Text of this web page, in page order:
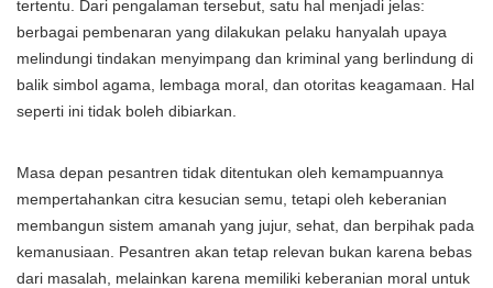
tertentu. Dari pengalaman tersebut, satu hal menjadi jelas:
berbagai pembenaran yang dilakukan pelaku hanyalah upaya
melindungi tindakan menyimpang dan kriminal yang berlindung di
balik simbol agama, lembaga moral, dan otoritas keagamaan. Hal
seperti ini tidak boleh dibiarkan.
Masa depan pesantren tidak ditentukan oleh kemampuannya
mempertahankan citra kesucian semu, tetapi oleh keberanian
membangun sistem amanah yang jujur, sehat, dan berpihak pada
kemanusiaan. Pesantren akan tetap relevan bukan karena bebas
dari masalah, melainkan karena memiliki keberanian moral untuk